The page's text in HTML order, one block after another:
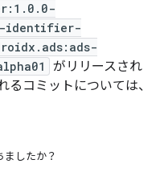
identifier-
がリリースされ
るコミットについては、
ましたか？